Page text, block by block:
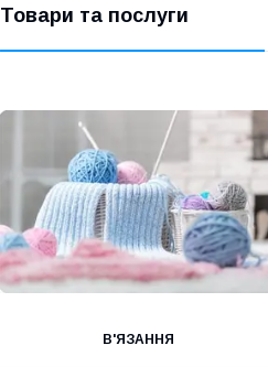
Товари та послуги
В'ЯЗАННЯ